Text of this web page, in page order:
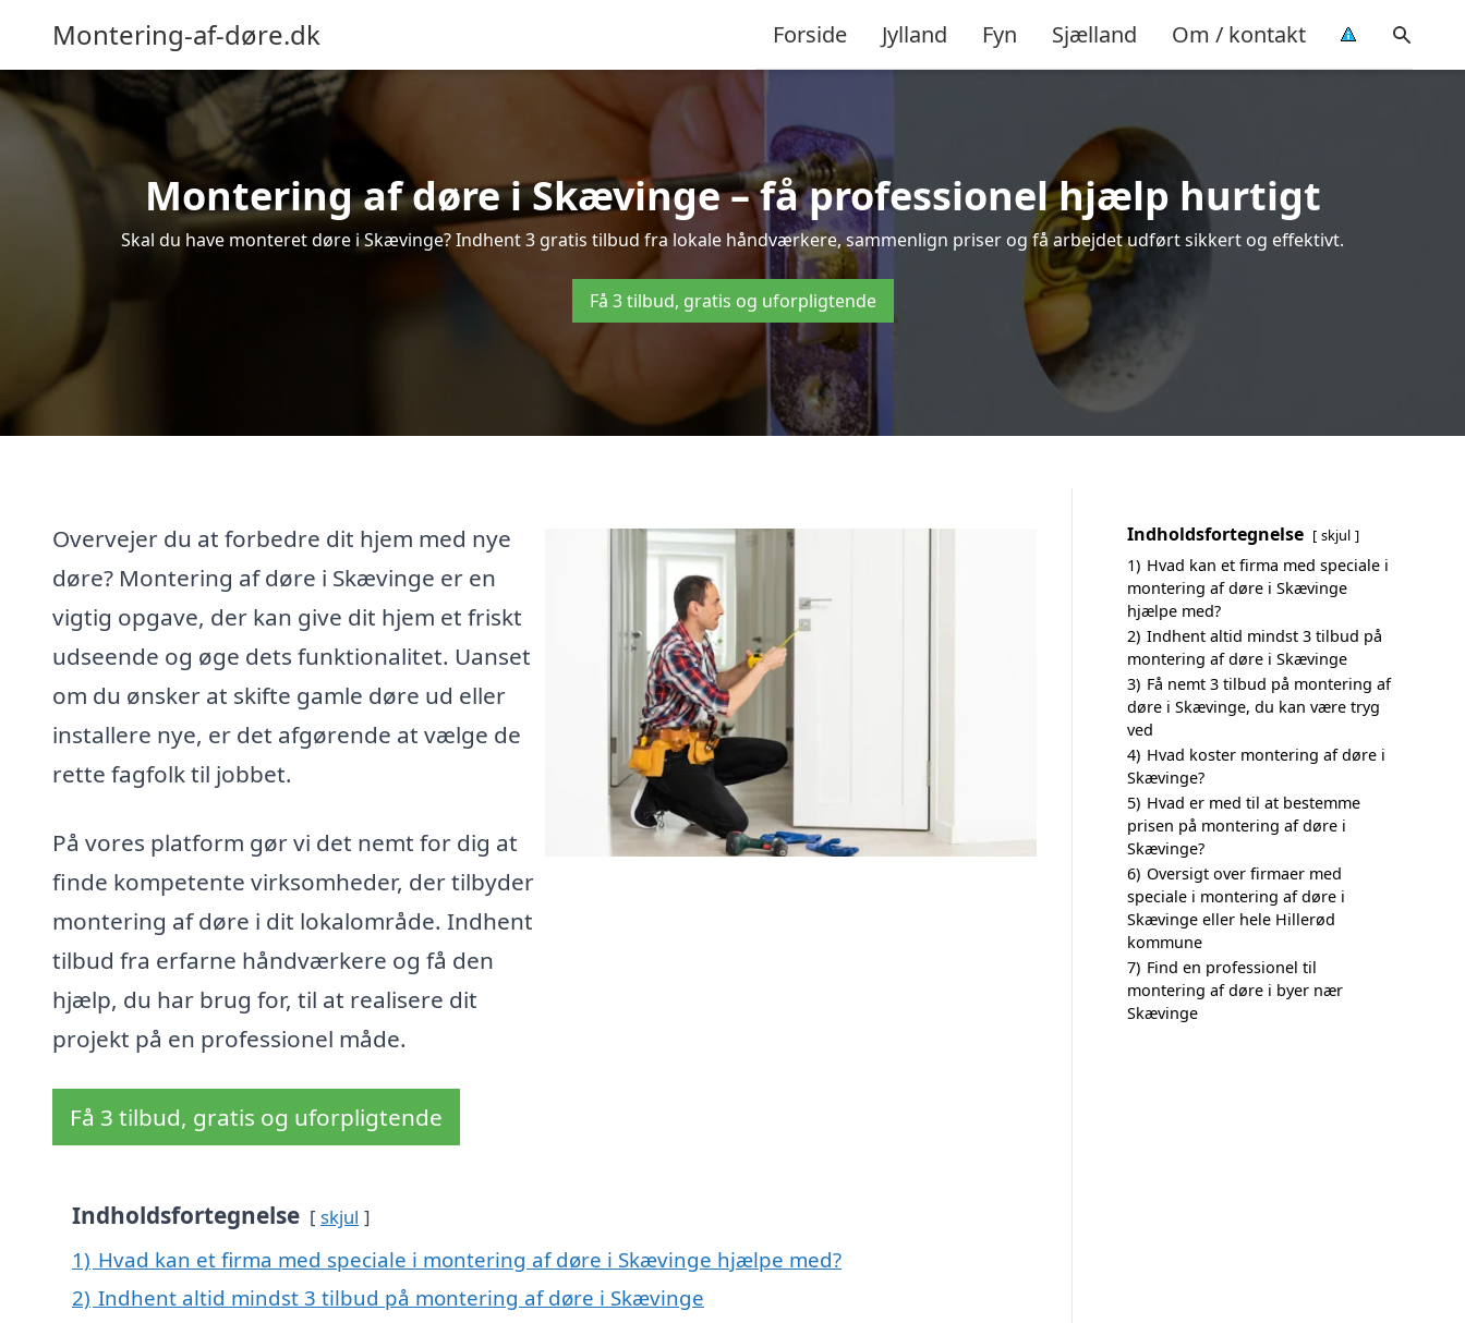
Montering-af-døre.dk Forside Jylland Fyn Sjælland Om / kontakt
Montering af døre i Skævinge – få professionel hjælp hurtigt
Skal du have monteret døre i Skævinge? Indhent 3 gratis tilbud fra lokale håndværkere, sammenlign priser og få arbejdet udført sikkert og effektivt.
Få 3 tilbud, gratis og uforpligtende
Overvejer du at forbedre dit hjem med nye
døre? Montering af døre i Skævinge er en
vigtig opgave, der kan give dit hjem et friskt
udseende og øge dets funktionalitet. Uanset
om du ønsker at skifte gamle døre ud eller
installere nye, er det afgørende at vælge de
rette fagfolk til jobbet.
På vores platform gør vi det nemt for dig at
finde kompetente virksomheder, der tilbyder
montering af døre i dit lokalområde. Indhent
tilbud fra erfarne håndværkere og få den
hjælp, du har brug for, til at realisere dit
projekt på en professionel måde.
Få 3 tilbud, gratis og uforpligtende
Indholdsfortegnelse skjul
1) Hvad kan et firma med speciale i montering af døre i Skævinge hjælpe med?
2) Indhent altid mindst 3 tilbud på montering af døre i Skævinge
Indholdsfortegnelse skjul
1) Hvad kan et firma med speciale i
montering af døre i Skævinge
hjælpe med?
2) Indhent altid mindst 3 tilbud på
montering af døre i Skævinge
3) Få nemt 3 tilbud på montering af
døre i Skævinge, du kan være tryg
ved
4) Hvad koster montering af døre i
Skævinge?
5) Hvad er med til at bestemme
prisen på montering af døre i
Skævinge?
6) Oversigt over firmaer med
speciale i montering af døre i
Skævinge eller hele Hillerød
kommune
7) Find en professionel til
montering af døre i byer nær
Skævinge